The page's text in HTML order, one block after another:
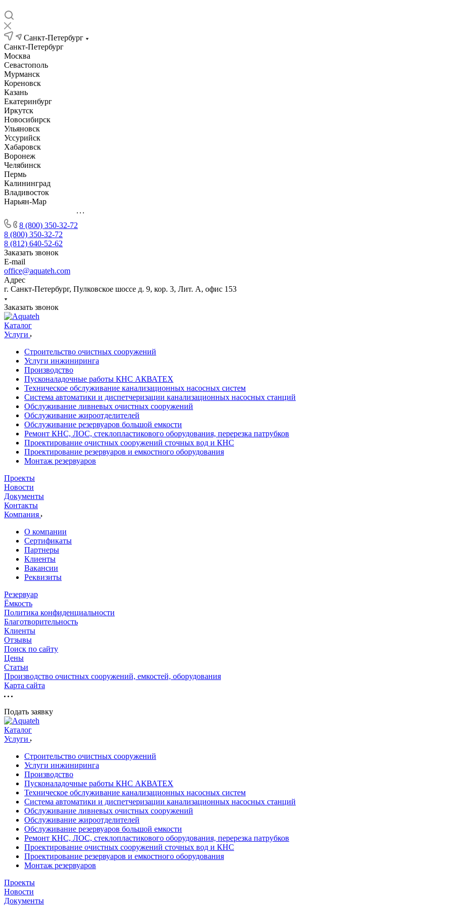
Санкт-Петербург
Санкт-Петербург
Москва
Севастополь
Мурманск
Кореновск
Казань
Екатеринбург
Иркутск
Новосибирск
Ульяновск
Уссурийск
Хабаровск
Воронеж
Челябинск
Пермь
Калининград
Владивосток
Нарьян-Мар
...
8 (800) 350-32-72
8 (800) 350-32-72
8 (812) 640-52-62
Заказать звонок
E-mail
office@aquateh.com
Адрес
г. Санкт-Петербург, Пулковское шоссе д. 9, кор. 3, Лит. А, офис 153
Заказать звонок
Каталог
Услуги
Строительство очистных сооружений
Услуги инжиниринга
Производство
Пусконаладочные работы КНС АКВАТЕХ
Техническое обслуживание канализационных насосных систем
Система автоматики и диспетчеризации канализационных насосных станций
Обслуживание ливневых очистных сооружений
Обслуживание жироотделителей
Обслуживание резервуаров большой емкости
Ремонт КНС, ЛОС, стеклопластикового оборудования, перерезка патрубков
Проектирование очистных сооружений сточных вод и КНС
Проектирование резервуаров и емкостного оборудования
Монтаж резервуаров
Проекты
Новости
Документы
Контакты
Компания
О компании
Сертификаты
Партнеры
Клиенты
Вакансии
Реквизиты
Резервуар
Ёмкость
Политика конфиденциальности
Благотворительность
Клиенты
Отзывы
Поиск по сайту
Цены
Статьи
Производство очистных сооружений, емкостей, оборудования
Карта сайта
Подать заявку
Каталог
Услуги
Строительство очистных сооружений
Услуги инжиниринга
Производство
Пусконаладочные работы КНС АКВАТЕХ
Техническое обслуживание канализационных насосных систем
Система автоматики и диспетчеризации канализационных насосных станций
Обслуживание ливневых очистных сооружений
Обслуживание жироотделителей
Обслуживание резервуаров большой емкости
Ремонт КНС, ЛОС, стеклопластикового оборудования, перерезка патрубков
Проектирование очистных сооружений сточных вод и КНС
Проектирование резервуаров и емкостного оборудования
Монтаж резервуаров
Проекты
Новости
Документы